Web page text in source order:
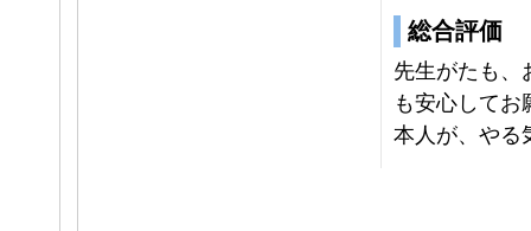
総合評価
先生がたも、
も安心してお
本人が、やる